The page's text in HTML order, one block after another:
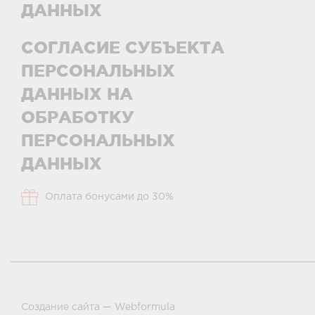
ДАННЫХ
СОГЛАСИЕ СУБЪЕКТА
ПЕРСОНАЛЬНЫХ
ДАННЫХ НА
ОБРАБОТКУ
ПЕРСОНАЛЬНЫХ
ДАННЫХ
Оплата бонусами до 30%
Создание сайта — Webformula